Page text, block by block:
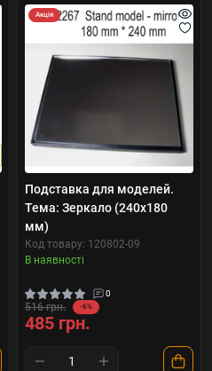
Акція
Подставка для моделей.
Тема: Зеркало (240x180
мм)
Код товару: 120802-09
В наявності
0
516 грн. -6%
485 грн.